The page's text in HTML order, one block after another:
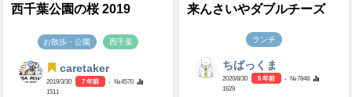
西千葉公園の桜 2019
お散歩・公園 西千葉
caretaker
2019/3/30 7 年前
- №4570
1511
来んさいやダブルチーズ
ランチ
ちばっくま
2020/8/30 5 年前
- №7848
1629